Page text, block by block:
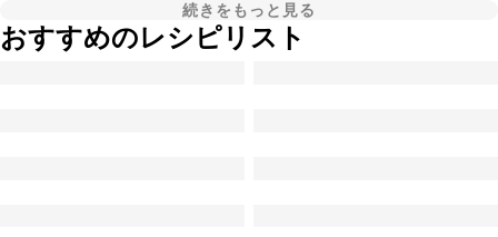
続きをもっと見る
おすすめのレシピリスト